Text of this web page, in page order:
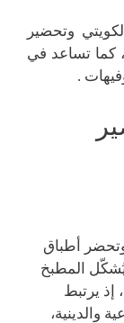
وتحضير
كما تساعد في
.
أطباق
يُشكّل المطبخ
إذ يرتبط
والدينية،